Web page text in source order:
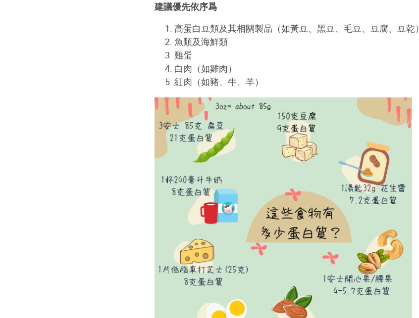
建議優先依序爲
高蛋白豆類及其相關製品（如黃豆、黑豆、毛豆、豆腐、豆乾）
魚類及海鮮類
雞蛋
白肉（如雞肉）
紅肉（如豬、牛、羊）